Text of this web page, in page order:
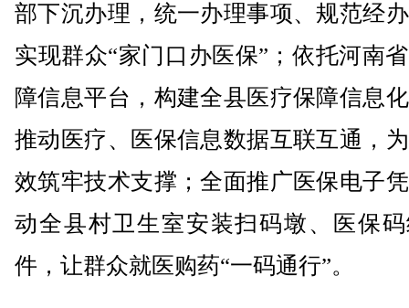
部下沉办理，统一办理事项、规范经
实现群众“家门口办医保”；依托河南
障信息平台，构建全县医疗保障信息
推动医疗、医保信息数据互联互通，
效筑牢技术支撑；全面推广医保电子
动全县村卫生室安装扫码墩、医保
件，让群众就医购药“一码通行”。